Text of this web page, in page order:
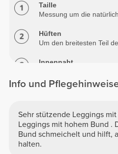
Taille
Messung um die
Hüften
Um den breitesten Teil
Innennaht
Info und
Sehr stützende Leggings
Leggings mit hohem Bund .
Bund schmeichelt und hilft,
halten.